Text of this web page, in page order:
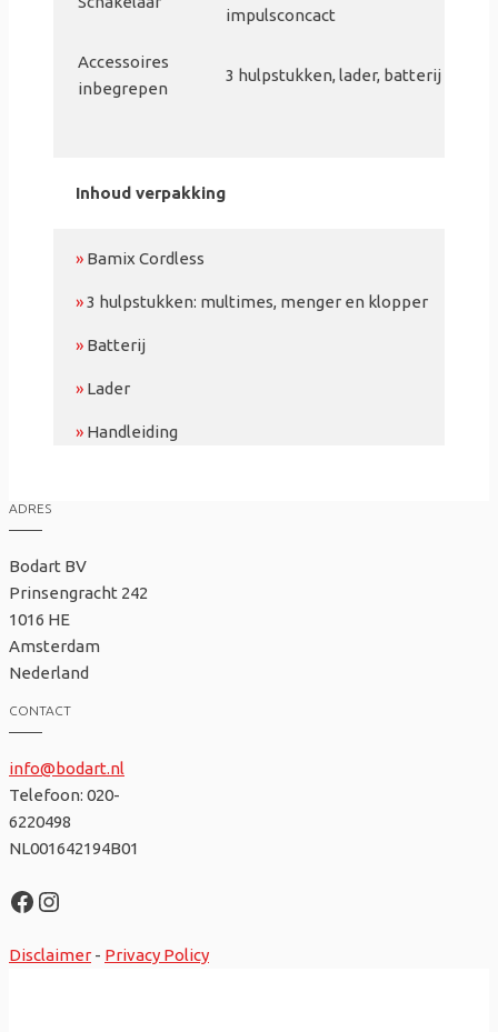
impulsconcact
Accessoires
inbegrepen
3 hulpstukken, lader, batterij
Inhoud verpakking
» Bamix Cordless
»3 hulpstukken: multimes, menger en klopper
» Batterij
» Lader
» Handleiding
ADRES
Bodart BV
Prinsengracht 242
1016 HE
Amsterdam
Nederland
CONTACT
info@bodart.nl
Telefoon: 020-
6220498
NL001642194B01
Facebook
Instagram
Disclaimer - Privacy Policy